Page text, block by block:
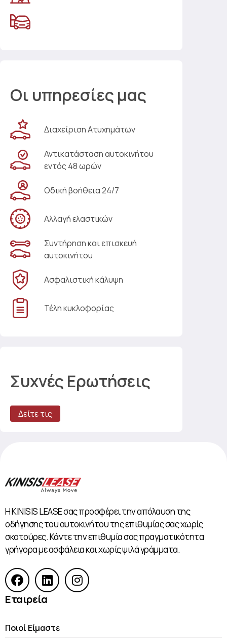
Οι υπηρεσίες μας
Διαχείριση Ατυχημάτων
Αντικατάσταση αυτοκινήτου
εντός 48 ωρών
Οδική βοήθεια 24/7
Αλλαγή ελαστικών
Συντήρηση και επισκευή
αυτοκινήτου
Ασφαλιστική κάλυψη
Τέλη κυκλοφορίας
Συχνές Ερωτήσεις
Δείτε τις
Η KINISIS LEASE σας προσφέρει την απόλαυση της
οδήγησης του αυτοκινήτου της επιθυμίας σας χωρίς
σκοτούρες. Κάντε την επιθυμία σας πραγματικότητα
γρήγορα με ασφάλεια και χωρίς ψιλά γράμματα.
Εταιρεία
Ποιοί Είμαστε